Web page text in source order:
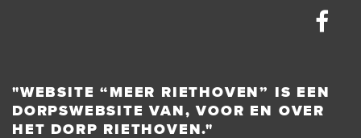
"WEBSITE “MEER RIETHOVEN” IS EEN
DORPSWEBSITE VAN, VOOR EN OVER
HET DORP RIETHOVEN."